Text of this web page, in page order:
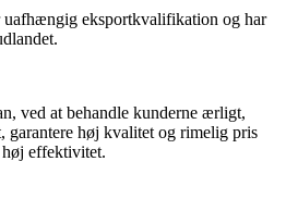
uafhængig eksportkvalifikation og har
ved at behandle kunderne ærligt,
garantere høj kvalitet og rimelig pris
effektivitet.